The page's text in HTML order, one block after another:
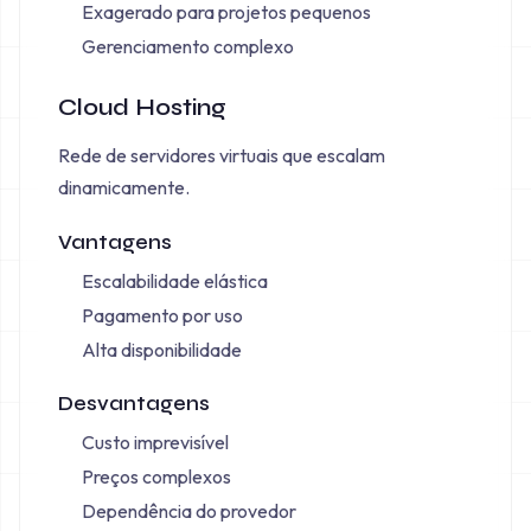
Exagerado para projetos pequenos
Gerenciamento complexo
Cloud Hosting
Rede de servidores virtuais que escalam
dinamicamente.
Vantagens
Escalabilidade elástica
Pagamento por uso
Alta disponibilidade
Desvantagens
Custo imprevisível
Preços complexos
Dependência do provedor